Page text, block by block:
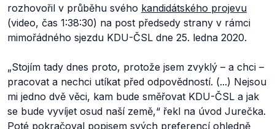
rozhovořil v průběhu svého kandidátského projevu
(video, čas 1:38:30) na post předsedy strany v rámci
mimořádného sjezdu KDU-ČSL dne 25. ledna 2020.
„Stojím tady dnes proto, protože jsem zvyklý – a chci –
pracovat a nechci utíkat před odpovědností. (...) Nejsou
mi jedno dvě věci, kam bude směřovat KDU-ČSL a jak
se bude vyvíjet osud naší země,“ řekl na úvod Jurečka.
Poté pokračoval popisem svých preferencí ohledně